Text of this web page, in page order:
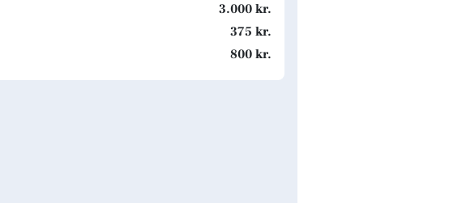
3.000 kr.
375 kr.
800 kr.